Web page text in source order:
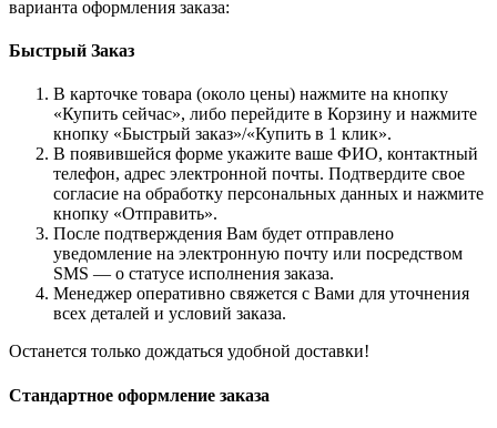
варианта оформления заказа:
Быстрый Заказ
В карточке товара (около цены) нажмите на кнопку
«Купить сейчас», либо перейдите в Корзину и нажмите
кнопку «Быстрый заказ»/«Купить в 1 клик».
В появившейся форме укажите ваше ФИО, контактный
телефон, адрес электронной почты. Подтвердите свое
согласие на обработку персональных данных и нажмите
кнопку «Отправить».
После подтверждения Вам будет отправлено
уведомление на электронную почту или посредством
SMS — о статусе исполнения заказа.
Менеджер оперативно свяжется с Вами для уточнения
всех деталей и условий заказа.
Останется только дождаться удобной доставки!
Стандартное оформление заказа